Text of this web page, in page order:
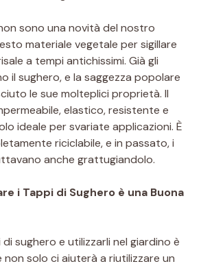
sono una novità del nostro
materiale vegetale per sigillare
a tempi antichissimi. Già gli
il sughero, e la saggezza popolare
le sue molteplici proprietà. Il
elastico, resistente e
ideale per svariate applicazioni. È
riciclabile, e in passato, i
anche grattugiandolo.
i Tappi di Sughero è una Buona
sughero e utilizzarli nel giardino è
non solo ci aiuterà a riutilizzare un